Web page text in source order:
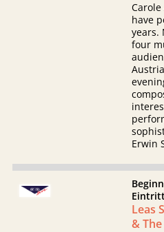
have
years.
four
Erwin
Leas
&